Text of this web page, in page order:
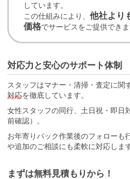
しています。
この仕組みにより、 他社より
価格でサービスをご提供できま
対応力と安心のサポート体制
スタッフはマナー・清掃・査定に関
対応を徹底しています。
女性スタッフの同行、土日祝・即
前確認）。
お年寄りパック作業後のフォローも
や追加のご相談にも柔軟に対応します
まずは無料見積もりから！